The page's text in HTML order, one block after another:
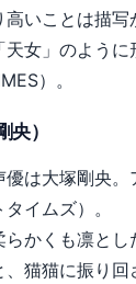
いことは描写
天女」のよう
）。
）
優は大塚剛央
タイムズ）。
らかくも凛と
、猫猫に振り